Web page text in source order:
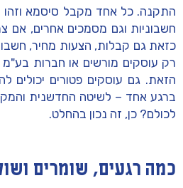
התקנה. כל אחד מקבל סיסמא וזהו
חשבוניות וגם מסמכים אחרים, אם
כזאת גם קבלות, הצעות מחיר,
רק עוסקים מורשים או חברות
הזאת. גם עוסקים פטורים יכולים
ברגע אחד – לשיטה החדשנית
לכולם? כן, זה נכון בהחלט.
כמה רגעים, שומרים